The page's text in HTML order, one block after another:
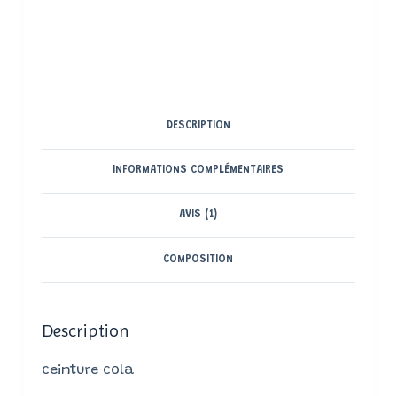
DESCRIPTION
INFORMATIONS COMPLÉMENTAIRES
AVIS (1)
COMPOSITION
Description
ceinture cola